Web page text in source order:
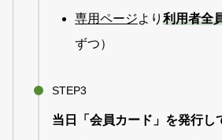
専用ページより利用者全
ずつ）
STEP3
当日「会員カード」を発行し